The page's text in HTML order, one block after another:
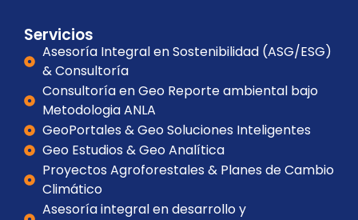
Servicios
Asesoría Integral en Sostenibilidad (ASG/ESG)
& Consultoría
Consultoría en Geo Reporte ambiental bajo
Metodologia ANLA
GeoPortales & Geo Soluciones Inteligentes
Geo Estudios & Geo Analítica
Proyectos Agroforestales & Planes de Cambio
Climático
Asesoría integral en desarrollo y